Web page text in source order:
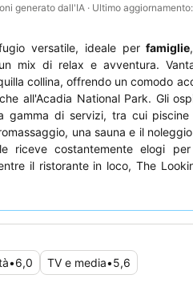
generato dall'IA · Ultimo
versatile, ideale perfamiglie
mix di relax e avventura.
collina, offrendo un comodo
all'Acadia National Park. Gli
gamma di servizi, tra cui piscine
una sauna e il
riceve costantemente elogi
il ristorante in loco, The
Per un'esperienza
•6,0 TV e media•5,6